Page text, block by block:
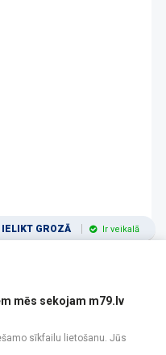
IELIKT GROZĀ Ir veikalā
6 7 8 9 10 11
mēs sekojam m79.lv
sīkfailu lietošanu. Jūs